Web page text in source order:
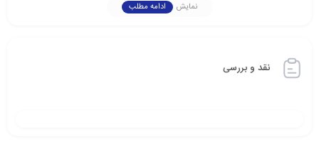
نمایش ادامه مطلب
نقد و بررسی